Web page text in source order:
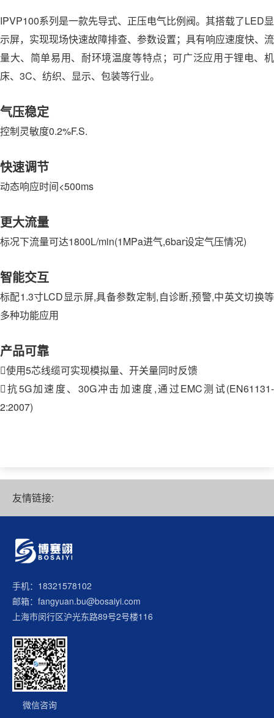
IPVP100系列是一款先导式、正压电气比例阀。其搭载了LED显
示屏，实现现场快速故障排查、参数设置；具有响应速度快、流
量大、简单易用、耐环境温度等特点；可广泛应用于锂电、机
床、3C、纺织、显示、包装等行业。
气压稳定
控制灵敏度0.2%F.S.
快速调节
动态响应时间<500ms
更大流量
标况下流量可达1800L/min(1MPa进气,6bar设定气压情况)
智能交互
标配1.3寸LCD显示屏,具备参数定制,自诊断,预警,中英文切换等
多种功能应用
产品可靠
使用5芯线缆可实现模拟量、开关量同时反馈
抗5G加速度、30G冲击加速度,通过EMC测试(EN61131-
2:2007)
友情链接:
手机：18321578102
邮箱：fangyuan.bu@bosaiyi.com
上海市闵行区沪光东路89号2号楼116
微信咨询